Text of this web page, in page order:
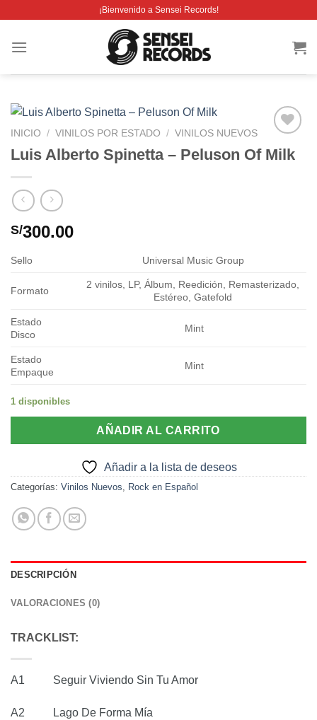
contenido
¡Bienvenido a Sensei Records!
Añadir
a la
INICIO / VINILOS POR ESTADO / VINILOS NUEVOS
Luis Alberto Spinetta – Peluson Of Milk
S/300.00
Sello Universal Music Group
Formato
2 vinilos, LP, Álbum, Reedición, Remasterizado,
Estéreo, Gatefold
Estado
Disco
Mint
Estado
Empaque
Mint
1 disponibles
AÑADIR AL CARRITO
Añadir a la lista de deseos
Categorías: Vinilos Nuevos, Rock en Español
DESCRIPCIÓN
VALORACIONES (0)
TRACKLIST:
A1 Seguir Viviendo Sin Tu Amor
A2 Lago De Forma Mía